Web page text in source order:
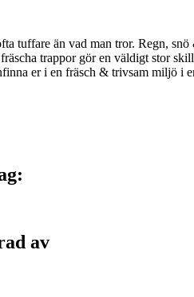
tuffare än vad man tror. Regn,
trappor gör en väldigt stor
er i en fräsch & trivsam miljö i
av